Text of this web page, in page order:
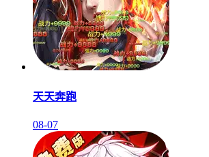
天天奔跑
08-07